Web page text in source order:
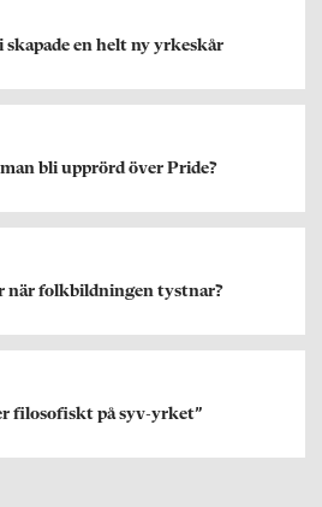
en helt ny yrkeskår
bli upprörd över Pride?
när folkbildningen tystnar?
filosofiskt på syv-yrket”